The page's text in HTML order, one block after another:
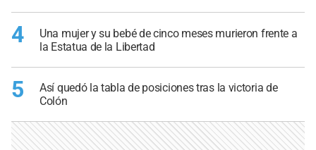
4
Una mujer y su bebé de cinco meses murieron frente a
la Estatua de la Libertad
5
Así quedó la tabla de posiciones tras la victoria de
Colón